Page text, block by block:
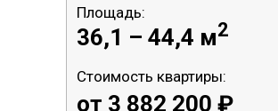
Площадь:
Стоимость квартиры:
от 3 882 200 ₽
36,1 – 44,4 м2